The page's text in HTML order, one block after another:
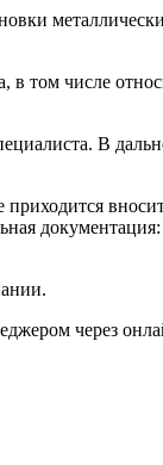
том числе
В
приходится
через